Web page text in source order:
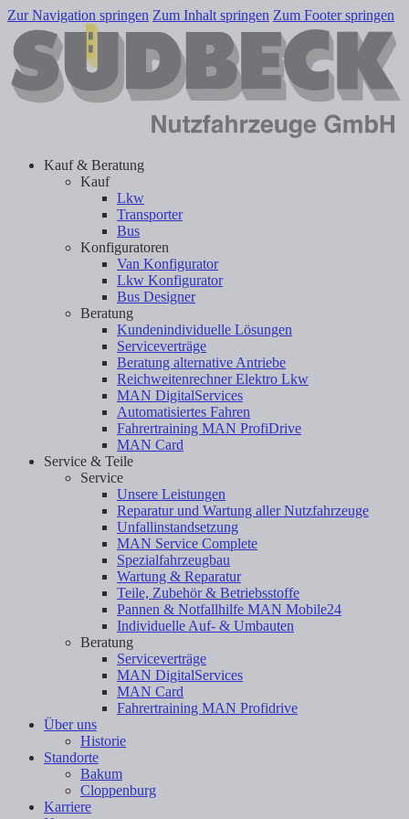
Zur Navigation springen Zum Inhalt springen Zum Footer springen
Kauf & Beratung
Kauf
Lkw
Transporter
Bus
Konfiguratoren
Van Konfigurator
Lkw Konfigurator
Bus Designer
Beratung
Kundenindividuelle Lösungen
Serviceverträge
Beratung alternative Antriebe
Reichweitenrechner Elektro Lkw
MAN DigitalServices
Automatisiertes Fahren
Fahrertraining MAN ProfiDrive
MAN Card
Service & Teile
Service
Unsere Leistungen
Reparatur und Wartung aller Nutzfahrzeuge
Unfallinstandsetzung
MAN Service Complete
Spezialfahrzeugbau
Wartung & Reparatur
Teile, Zubehör & Betriebsstoffe
Pannen & Notfallhilfe MAN Mobile24
Individuelle Auf- & Umbauten
Beratung
Serviceverträge
MAN DigitalServices
MAN Card
Fahrertraining MAN Profidrive
Über uns
Historie
Standorte
Bakum
Cloppenburg
Karriere